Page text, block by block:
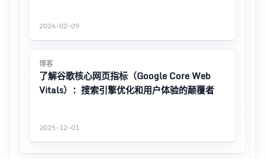
2026-02-09
博客
了解谷歌核心网页指标（Google Core Web
Vitals）：搜索引擎优化和用户体验的颠覆者
2025-12-01